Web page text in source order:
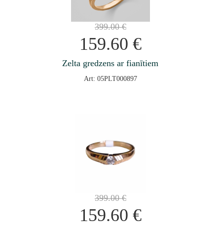
399.00€
159.60 €
Zelta gredzens ar fianītiem
Art: 05PLT000897
399.00€
159.60 €